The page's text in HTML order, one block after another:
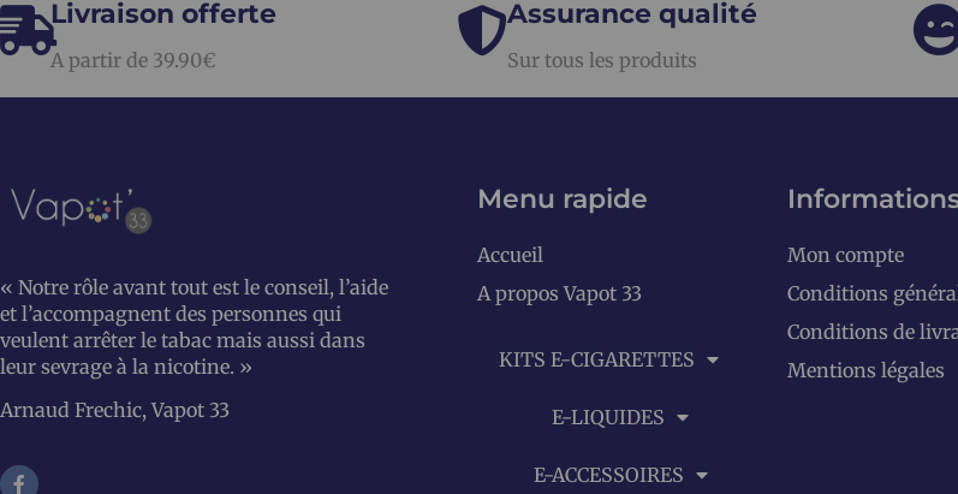
Livraison offerte
A partir de 39.90€
Assurance qualité
Sur tous les produits
« Notre rôle avant tout est le conseil, l’aide
et l’accompagnent des personnes qui
veulent arrêter le tabac mais aussi dans
leur sevrage à la nicotine. »
Arnaud Frechic, Vapot 33
Menu rapide
Accueil
A propos Vapot 33
KITS E-CIGARETTES
E-LIQUIDES
E-ACCESSOIRES
Mon compte
Conditions
Conditions de
Mentions légales